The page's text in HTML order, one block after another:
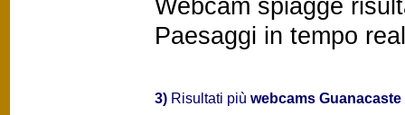
Paesaggi in tempo
3) Risultati più webcams Guanacaste